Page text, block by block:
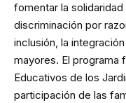
fomentar la
discriminación por
inclusión, la
mayores. El programa
Educativos de los
participación de las